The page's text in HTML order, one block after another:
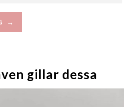
gillar dessa